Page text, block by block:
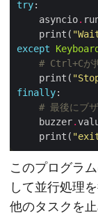
try
    asyncio
.
    print(
except
# Ctrl+Cが
    print(
finally
# 最後にブ
    buzzer
.
    print(
このプログラ
して並行処理
他のタスクを